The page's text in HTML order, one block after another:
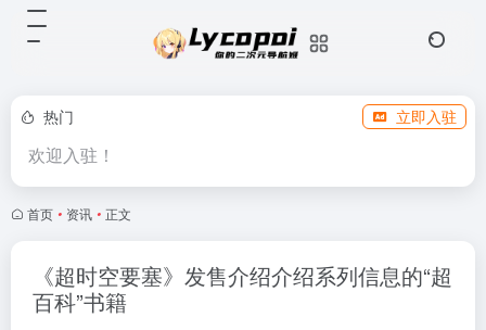
热门 立即入驻
欢迎入驻！
首页 • 资讯 • 正文
《超时空要塞》发售介绍介绍系列信息的“超
百科”书籍